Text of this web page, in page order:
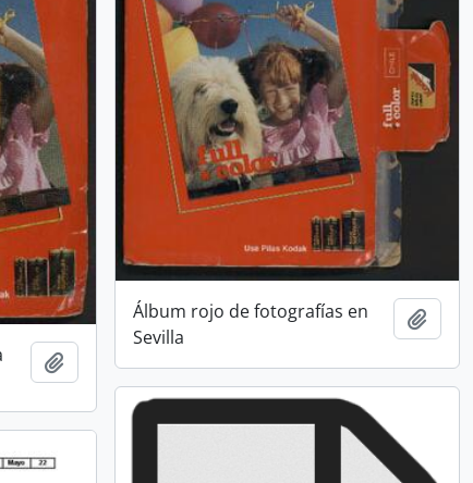
Añadir al portapapeles
Álbum rojo de fotografías en
Sevilla